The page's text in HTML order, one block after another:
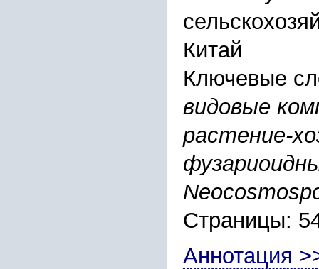
Китай
Ключевые
видовые
растение-
Страницы:
Аннотация